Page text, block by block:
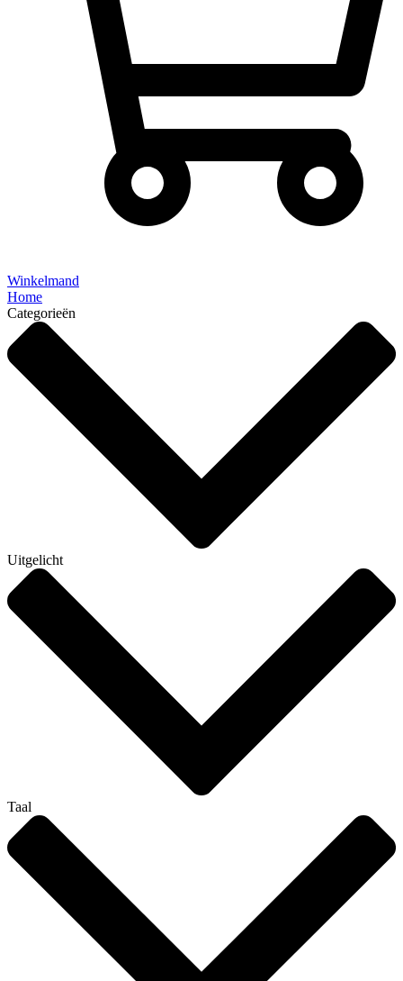
Winkelmand
Home
Categorieën
Uitgelicht
Taal